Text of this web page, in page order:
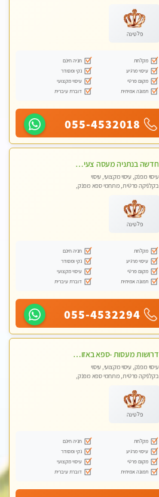
פלטינה
מקלחת
חניה חינם
עיסוי מרגיע
נקי ומסודר
מקום פרטי
עיסוי מקצועי
תמונה אמיתית
דוברת עיברית
055-4532018
חדשה בנתניה מעסה צעירה איכותית וקלאסית מזמינה אותך לעיסוי נעים מפנק ומרגיע . . . highly recommended..new in the city
עיסוי מפנק, עיסוי מקצועי, עיסוי
בקלניקה פרטית, מתחמי ספא מפנק,
פלטינה
מקלחת
חניה חינם
עיסוי מרגיע
נקי ומסודר
מקום פרטי
עיסוי מקצועי
תמונה אמיתית
דוברת עיברית
055-4532294
דרושות מעסות -ספא באזור השרון -טל -055-9641454‬
עיסוי מפנק, עיסוי מקצועי, עיסוי
בקלניקה פרטית, מתחמי ספא מפנק,
פלטינה
מקלחת
חניה חינם
עיסוי מרגיע
נקי ומסודר
מקום פרטי
עיסוי מקצועי
תמונה אמיתית
דוברת עיברית